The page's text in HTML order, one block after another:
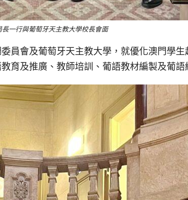
長一行與葡萄牙天主教大學校長會面
員會及葡萄牙天主教大學，就優化澳門學
育及推廣、教師培訓、葡語教材編製及葡語